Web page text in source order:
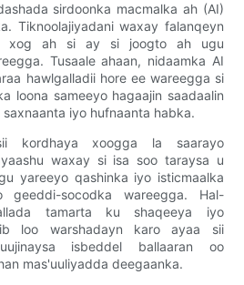
sirdoonka macmalka ah (AI)
Tiknoolajiyadani waxay falanqeyn
xog ah si ay si joogto ah ugu
Tusaale ahaan, nidaamka AI
hawlgalladii hore ee wareegga si
loona sameeyo hagaajin saadaalin
iyo hufnaanta habka.
kordhaya xoogga la saarayo
waxay si isa soo taraysa u
yareeyo qashinka iyo isticmaalka
socodka wareegga. Hal-
tamarta ku shaqeeya iyo
loo warshadayn karo ayaa sii
isbeddel ballaaran oo
mas'uuliyadda deegaanka.